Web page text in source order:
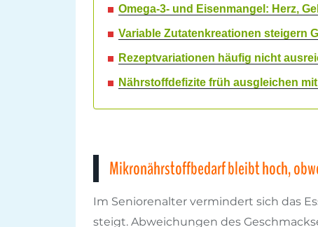
Omega-3- und Eisenmangel: Herz,
Variable Zutatenkreationen steigern
Rezeptvariationen häufig nicht
Nährstoffdefizite früh ausgleichen
Mikronährstoffbedarf bleibt hoch,
Im Seniorenalter vermindert sich das
steigt. Abweichungen des